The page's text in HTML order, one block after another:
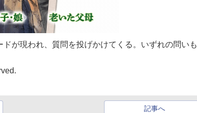
が現われ、質問を投げかけてくる。いずれの問いも
記事へ